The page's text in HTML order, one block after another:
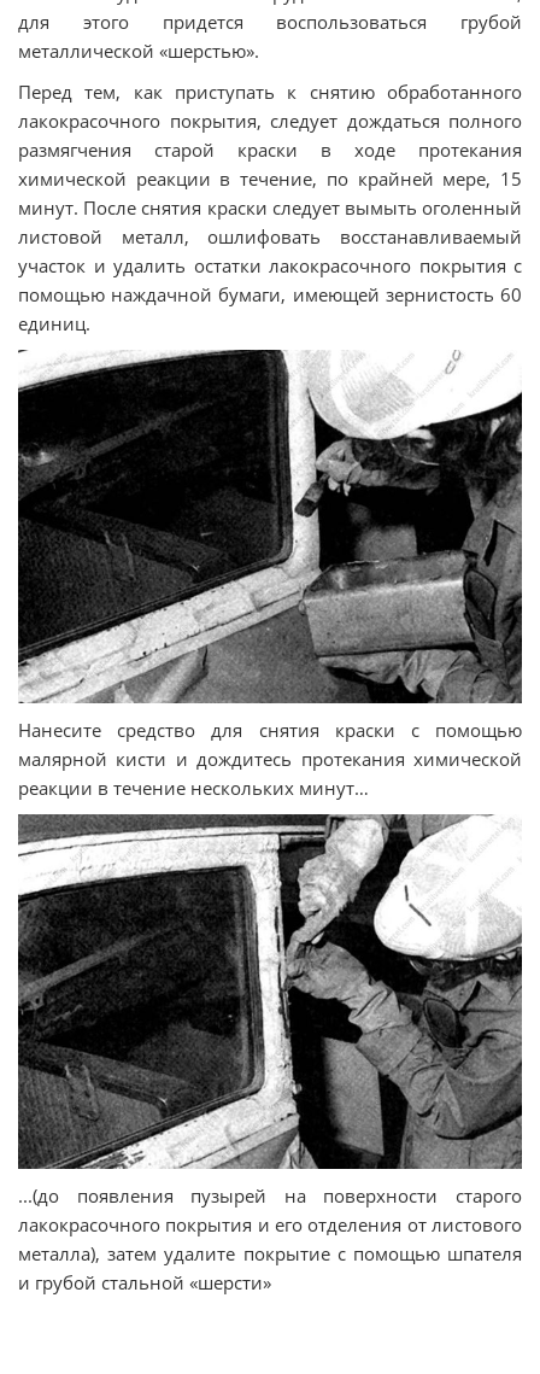
для этого придется воспользоваться грубой
металлической «шерстью».
Перед тем, как приступать к снятию обработанного
лакокрасочного покрытия, следует дождаться полного
размягчения старой краски в ходе протекания
химической реакции в течение, по крайней мере, 15
минут. После снятия краски следует вымыть оголенный
листовой металл, ошлифовать восстанавливаемый
участок и удалить остатки лакокрасочного покрытия с
помощью наждачной бумаги, имеющей зернистость 60
единиц.
Нанесите средство для снятия краски с помощью
малярной кисти и дождитесь протекания химической
реакции в течение нескольких минут…
...(до появления пузырей на поверхности старого
лакокрасочного покрытия и его отделения от листового
металла), затем удалите покрытие с помощью шпателя
и грубой стальной «шерсти»